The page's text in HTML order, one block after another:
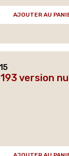
AJOUTER AU
version